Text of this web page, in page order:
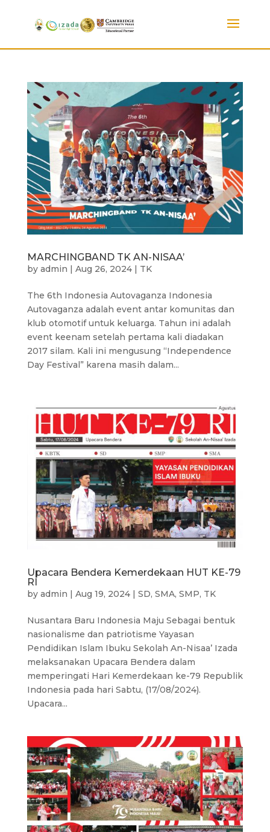
MARCHINGBAND TK AN-NISAA’
by admin | Aug 26, 2024| TK
The 6th Indonesia Autovaganza Indonesia
Autovaganza adalah event antar komunitas dan
klub otomotif untuk keluarga. Tahun ini adalah
event keenam setelah pertama kali diadakan
2017 silam. Kali ini mengusung “Independence
Day Festival” karena masih dalam...
Upacara Bendera Kemerdekaan HUT KE-79
RI
by admin | Aug 19, 2024| SD, SMA, SMP, TK
Nusantara Baru Indonesia Maju Sebagai bentuk
nasionalisme dan patriotisme Yayasan
Pendidikan Islam Ibuku Sekolah An-Nisaa’ Izada
melaksanakan Upacara Bendera dalam
memperingati Hari Kemerdekaan ke-79 Republik
Indonesia pada hari Sabtu, (17/08/2024).
Upacara...